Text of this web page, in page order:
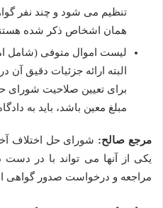
تنظیم می شود و چند نفر
همان اشخاص ذکر شده
لیست اموال متوفی (شامل
البته ارائه جزئیات دقیق
برای تعیین صلاحیت شورای
مبلغ معین باشد، باید به
مرجع صالح: شورای حل اختلاف
یکی از آنها می تواند با در دست
مراجعه و درخواست صدور گواهی